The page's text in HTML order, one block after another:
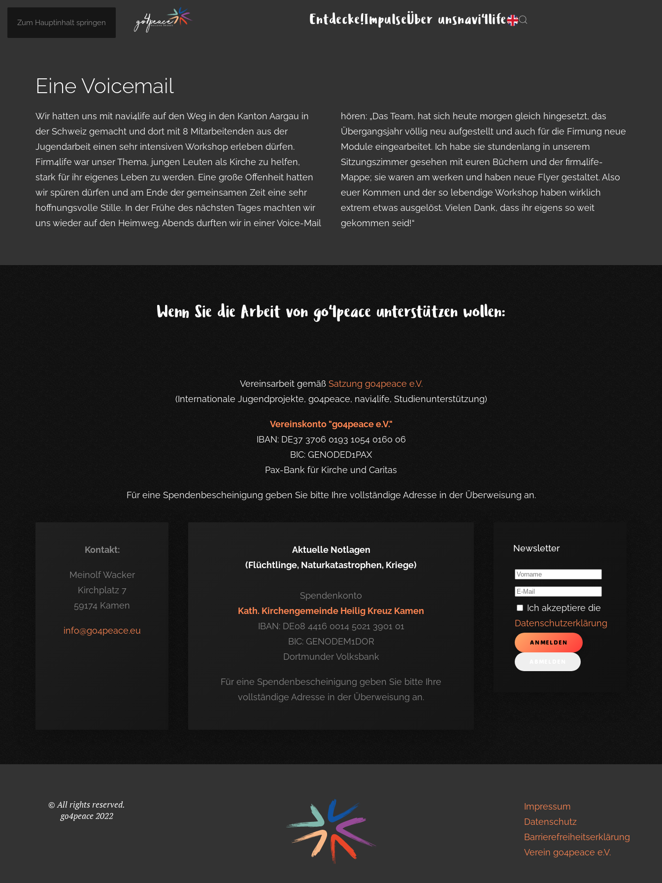
Zum Hauptinhalt springen Entdecke!ImpulseÜber unsnavi4life
Eine Voicemail
Wir hatten uns mit navi4life auf den Weg in den Kanton Aargau in
der Schweiz gemacht und dort mit 8 Mitarbeitenden aus der
Jugendarbeit einen sehr intensiven Workshop erleben dürfen.
Firm4life war unser Thema, jungen Leuten als Kirche zu helfen,
stark für ihr eigenes Leben zu werden. Eine große Offenheit hatten
wir spüren dürfen und am Ende der gemeinsamen Zeit eine sehr
hoffnungsvolle Stille. In der Frühe des nächsten Tages machten wir
uns wieder auf den Heimweg. Abends durften wir in einer Voice-Mail
hören: „Das Team, hat sich heute morgen gleich hingesetzt, das
Übergangsjahr völlig neu aufgestellt und auch für die Firmung neue
Module eingearbeitet. Ich habe sie stundenlang in unserem
Sitzungszimmer gesehen mit euren Büchern und der firm4life-
Mappe; sie waren am werken und haben neue Flyer gestaltet. Also
euer Kommen und der so lebendige Workshop haben wirklich
extrem etwas ausgelöst. Vielen Dank, dass ihr eigens so weit
gekommen seid!“
Wenn Sie die Arbeit von go4peace unterstützen wollen:
Vereinsarbeit gemäß Satzung go4peace e.V.
(Internationale Jugendprojekte, go4peace, navi4life, Studienunterstützung)
Vereinskonto "go4peace e.V."
IBAN: DE37 3706 0193 1054 0160 06
BIC: GENODED1PAX
Pax-Bank für Kirche und Caritas
Für eine Spendenbescheinigung geben Sie bitte Ihre vollständige Adresse in der Überweisung an.
Kontakt:
Meinolf Wacker
Kirchplatz 7
59174 Kamen
info@go4peace.eu
Aktuelle Notlagen
(Flüchtlinge, Naturkatastrophen, Kriege)
Spendenkonto
Kath. Kirchengemeinde Heilig Kreuz Kamen
IBAN: DE08 4416 0014 5021 3901 01
BIC: GENODEM1DOR
Dortmunder Volksbank
Für eine Spendenbescheinigung geben Sie bitte Ihre
vollständige Adresse in der Überweisung an.
Newsletter
Ich akzeptiere die
Datenschutzerklärung
ANMELDEN
© All rights reserved.
go4peace 2022
Impressum
Datenschutz
Barrierefreiheitserklärung
Verein go4peace e.V.